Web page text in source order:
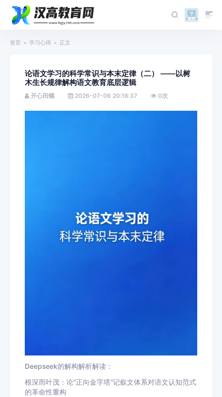
首页 学习心得 正文
论语文学习的科学常识与本末定律（二） ——以树
木生长规律解构语文教育底层逻辑
开心田螺 2026-07-06 20:16:37 0次
Deepseek的解构解析解读：
根深而叶茂：论“正向金字塔”记叙文体系对语文认知范式
的革命性重构